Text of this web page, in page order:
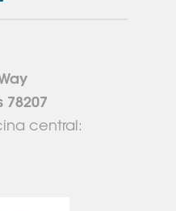
78207
central: